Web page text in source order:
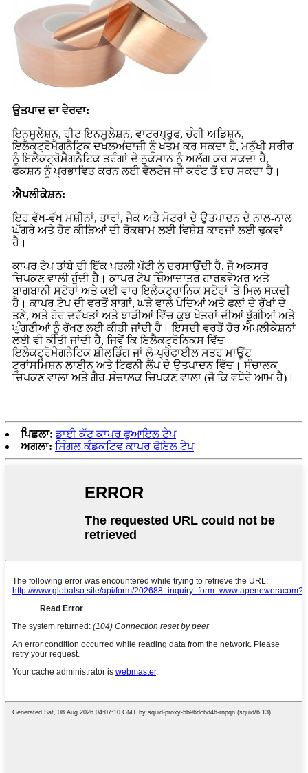
ਉਤਪਾਦ ਦਾ ਵੇਰਵਾ:
ਇਨਸੂਲੇਸ਼ਨ, ਹੀਟ ​​ਇਨਸੂਲੇਸ਼ਨ, ਵਾਟਰਪ੍ਰੂਫ, ਚੰਗੀ ਅਡਿਸ਼ਨ,
ਇਲੈਕਟ੍ਰੋਮੈਗਨੈਟਿਕ ਦਖਲਅੰਦਾਜ਼ੀ ਨੂੰ ਖਤਮ ਕਰ ਸਕਦਾ ਹੈ, ਮਨੁੱਖੀ ਸਰੀਰ
ਨੂੰ ਇਲੈਕਟ੍ਰੋਮੈਗਨੈਟਿਕ ਤਰੰਗਾਂ ਦੇ ਨੁਕਸਾਨ ਨੂੰ ਅਲੱਗ ਕਰ ਸਕਦਾ ਹੈ,
ਫੰਕਸ਼ਨ ਨੂੰ ਪ੍ਰਭਾਵਿਤ ਕਰਨ ਲਈ ਵੋਲਟੇਜ ਜਾਂ ਕਰੰਟ ਤੋਂ ਬਚ ਸਕਦਾ ਹੈ।
ਐਪਲੀਕੇਸ਼ਨ:
ਇਹ ਵੱਖ-ਵੱਖ ਮਸ਼ੀਨਾਂ, ਤਾਰਾਂ, ਜੈਕ ਅਤੇ ਮੋਟਰਾਂ ਦੇ ਉਤਪਾਦਨ ਦੇ ਨਾਲ-ਨਾਲ
ਘੱਗਰੇ ਅਤੇ ਹੋਰ ਕੀੜਿਆਂ ਦੀ ਰੋਕਥਾਮ ਲਈ ਵਿਸ਼ੇਸ਼ ਕਾਰਜਾਂ ਲਈ ਢੁਕਵਾਂ
ਹੈ।
ਕਾਪਰ ਟੇਪ ਤਾਂਬੇ ਦੀ ਇੱਕ ਪਤਲੀ ਪੱਟੀ ਨੂੰ ਦਰਸਾਉਂਦੀ ਹੈ, ਜੋ ਅਕਸਰ
ਚਿਪਕਣ ਵਾਲੀ ਹੁੰਦੀ ਹੈ। ਕਾਪਰ ਟੇਪ ਜ਼ਿਆਦਾਤਰ ਹਾਰਡਵੇਅਰ ਅਤੇ
ਬਾਗਬਾਨੀ ਸਟੋਰਾਂ ਅਤੇ ਕਈ ਵਾਰ ਇਲੈਕਟ੍ਰਾਨਿਕ ਸਟੋਰਾਂ 'ਤੇ ਮਿਲ ਸਕਦੀ
ਹੈ। ਕਾਪਰ ਟੇਪ ਦੀ ਵਰਤੋਂ ਬਾਗਾਂ, ਘੜੇ ਵਾਲੇ ਪੌਦਿਆਂ ਅਤੇ ਫਲਾਂ ਦੇ ਰੁੱਖਾਂ ਦੇ
ਤਣੇ, ਅਤੇ ਹੋਰ ਦਰੱਖਤਾਂ ਅਤੇ ਝਾੜੀਆਂ ਵਿੱਚ ਕੁਝ ਖੇਤਰਾਂ ਦੀਆਂ ਝੁੱਗੀਆਂ ਅਤੇ
ਘੁੰਗਣੀਆਂ ਨੂੰ ਰੱਖਣ ਲਈ ਕੀਤੀ ਜਾਂਦੀ ਹੈ। ਇਸਦੀ ਵਰਤੋਂ ਹੋਰ ਐਪਲੀਕੇਸ਼ਨਾਂ
ਲਈ ਵੀ ਕੀਤੀ ਜਾਂਦੀ ਹੈ, ਜਿਵੇਂ ਕਿ ਇਲੈਕਟ੍ਰੋਨਿਕਸ ਵਿੱਚ
ਇਲੈਕਟ੍ਰੋਮੈਗਨੈਟਿਕ ਸ਼ੀਲਡਿੰਗ ਜਾਂ ਲੋ-ਪ੍ਰੋਫਾਈਲ ਸਤਹ ਮਾਊਂਟ
ਟ੍ਰਾਂਸਮਿਸ਼ਨ ਲਾਈਨ ਅਤੇ ਟਿਫਨੀ ਲੈਂਪ ਦੇ ਉਤਪਾਦਨ ਵਿੱਚ। ਸੰਚਾਲਕ
ਚਿਪਕਣ ਵਾਲਾ ਅਤੇ ਗੈਰ-ਸੰਚਾਲਕ ਚਿਪਕਣ ਵਾਲਾ (ਜੋ ਕਿ ਵਧੇਰੇ ਆਮ ਹੈ)।
ਪਿਛਲਾ: ਡਾਈ ਕੱਟ ਕਾਪਰ ਫੁਆਇਲ ਟੇਪ
ਅਗਲਾ: ਸਿੰਗਲ ਕੰਡਕਟਿਵ ਕਾਪਰ ਫੋਇਲ ਟੇਪ